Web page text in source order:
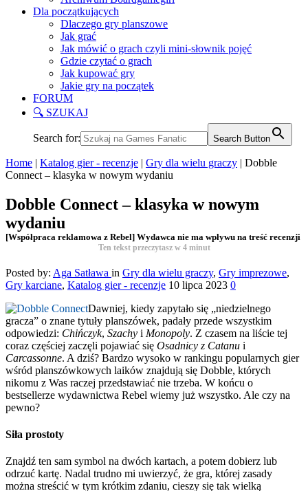
Dla początkujących
Dlaczego gry planszowe
Jak grać
Jak mówić o grach czyli mini-słownik pojęć
Gdzie czytać o grach
Jak kupować gry
Jakie gry na początek
FORUM
🔍 SZUKAJ
Search for: Search Button
Home | Katalog gier - recenzje | Gry dla wielu graczy | Dobble
Connect – klasyka w nowym wydaniu
Dobble Connect – klasyka w nowym
wydaniu
[Współpraca reklamowa z Rebel] Wydawca nie ma wpływu na treść recenzji
Ten tekst przeczytasz w 4 minut
Posted by: Aga Satława in Gry dla wielu graczy, Gry imprezowe,
Gry karciane, Katalog gier - recenzje 10 lipca 2023 0
Dawniej, kiedy zapytało się „niedzielnego
gracza” o znane tytuły planszówek, padały przede wszystkim
odpowiedzi: Chińczyk, Szachy i Monopoly. Z czasem na liście tej
coraz częściej zaczęli pojawiać się Osadnicy z Catanu i
Carcassonne. A dziś? Bardzo wysoko w rankingu popularnych gier
wśród planszówkowych laików znajdują się Dobble, których
nikomu z Was raczej przedstawiać nie trzeba. W końcu o
bestsellerze wydawnictwa Rebel wiemy już wszystko. Ale czy na
pewno?
Siła prostoty
Znajdź ten sam symbol na dwóch kartach, a potem dobierz lub
odrzuć kartę. Nadal trudno mi uwierzyć, że gra, której zasady
można streścić w tym krótkim zdaniu, cieszy się tak wielką